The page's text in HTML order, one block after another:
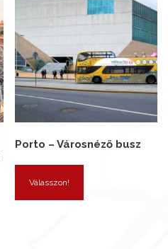
Porto – Városnéző busz
Válasszon!